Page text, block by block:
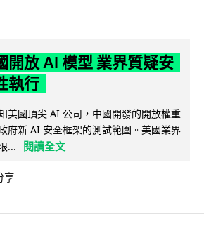
開放 AI 模型 業界質疑安
執行
美國頂尖 AI 公司，中國開發的開放權重
府新 AI 安全框架的測試範圍。美國業界
...
閱讀全文
享